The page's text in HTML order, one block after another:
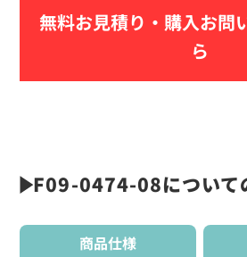
無料お見積り・ 購入お問
ら
F09-0474-08について
商品仕様